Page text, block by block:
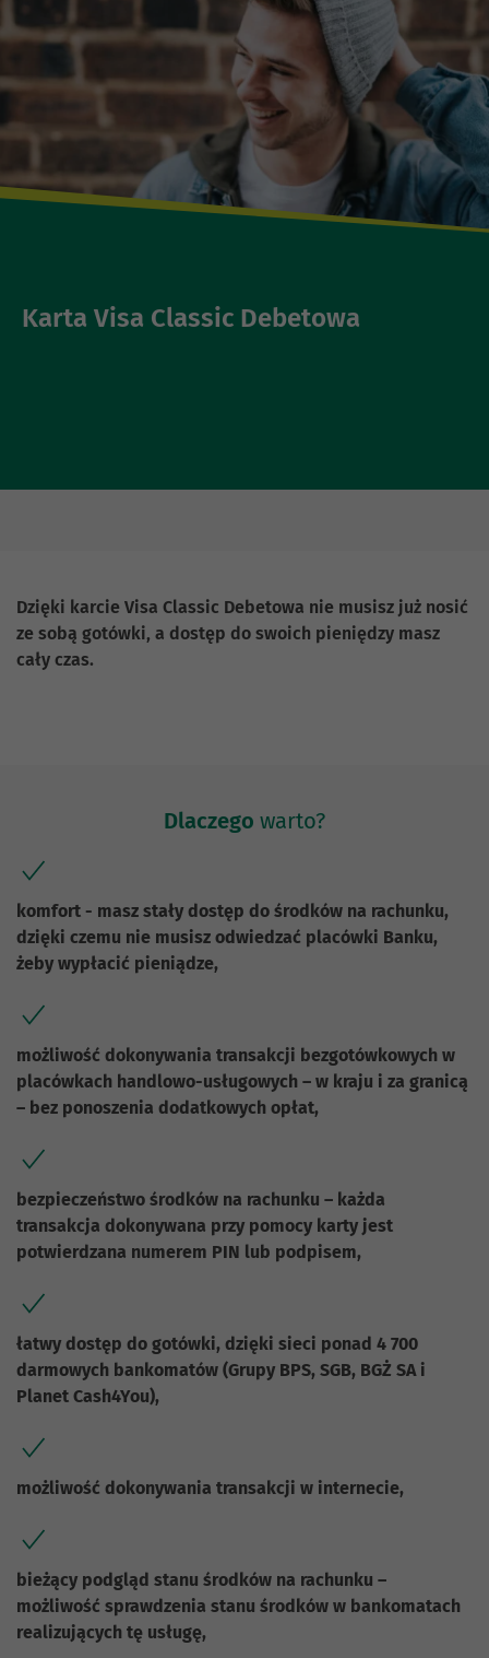
Karta Visa Classic Debetowa
Dzięki karcie Visa Classic Debetowa nie musisz już nosić
ze sobą gotówki, a dostęp do swoich pieniędzy masz
cały czas.
Dlaczego warto?
komfort - masz stały dostęp do środków na rachunku,
dzięki czemu nie musisz odwiedzać placówki Banku,
żeby wypłacić pieniądze,
możliwość dokonywania transakcji bezgotówkowych w
placówkach handlowo-usługowych – w kraju i za granicą
– bez ponoszenia dodatkowych opłat,
bezpieczeństwo środków na rachunku – każda
transakcja dokonywana przy pomocy karty jest
potwierdzana numerem PIN lub podpisem,
łatwy dostęp do gotówki, dzięki sieci ponad 4 700
darmowych bankomatów (Grupy BPS, SGB, BGŻ SA i
Planet Cash4You),
możliwość dokonywania transakcji w internecie,
bieżący podgląd stanu środków na rachunku –
możliwość sprawdzenia stanu środków w bankomatach
realizujących tę usługę,